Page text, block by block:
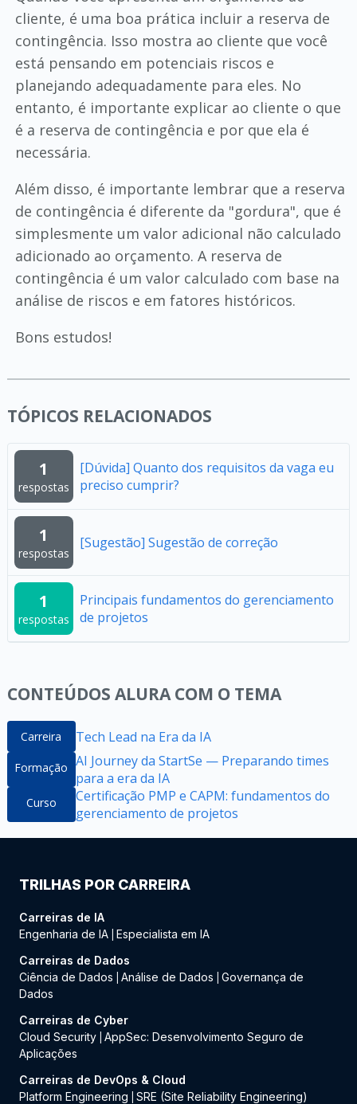
cliente, é uma boa prática incluir a reserva de
contingência. Isso mostra ao cliente que você
está pensando em potenciais riscos e
planejando adequadamente para eles. No
entanto, é importante explicar ao cliente o que
é a reserva de contingência e por que ela é
necessária.
Além disso, é importante lembrar que a reserva
de contingência é diferente da "gordura", que é
simplesmente um valor adicional não calculado
adicionado ao orçamento. A reserva de
contingência é um valor calculado com base na
análise de riscos e em fatores históricos.
Bons estudos!
TÓPICOS RELACIONADOS
1
respostas
[Dúvida] Quanto dos requisitos da vaga eu
preciso cumprir?
1
respostas
[Sugestão] Sugestão de correção
1
respostas
Principais fundamentos do gerenciamento
de projetos
CONTEÚDOS ALURA COM O TEMA
Carreira Tech Lead na Era da IA
Formação AI Journey da StartSe — Preparando times
para a era da IA
Curso
Certificação PMP e CAPM: fundamentos do
gerenciamento de projetos
TRILHAS POR CARREIRA
Carreiras de IA
Engenharia de IA Especialista em IA
Carreiras de Dados
Ciência de Dados
Análise de Dados
Governança de
Dados
Carreiras de Cyber
Cloud Security AppSec: Desenvolvimento Seguro de
Aplicações
Carreiras de DevOps & Cloud
Platform Engineering
SRE (Site Reliability Engineering)